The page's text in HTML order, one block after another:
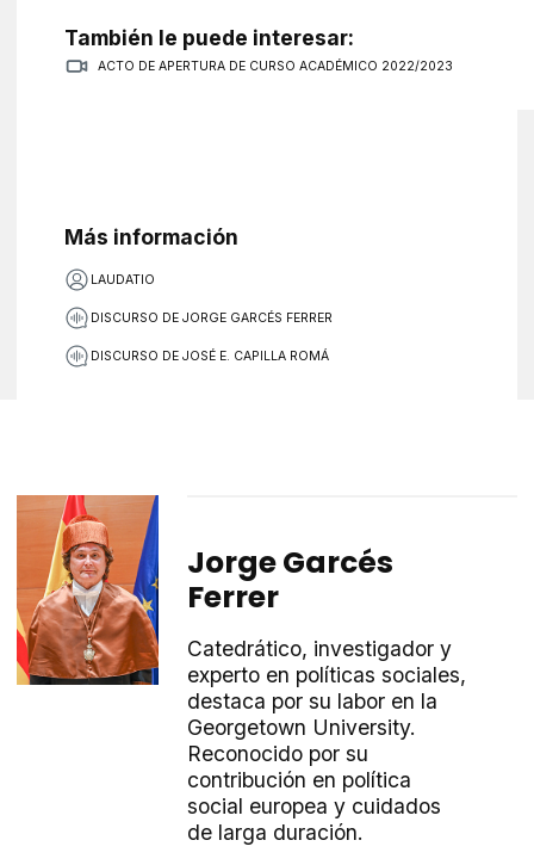
También le puede interesar:
ACTO DE APERTURA DE CURSO ACADÉMICO 2022/2023
Más información
LAUDATIO
DISCURSO DE JORGE GARCÉS FERRER
DISCURSO DE JOSÉ E. CAPILLA ROMÁ
Jorge Garcés
Ferrer
Catedrático, investigador y
experto en políticas sociales,
destaca por su labor en la
Georgetown University.
Reconocido por su
contribución en política
social europea y cuidados
de larga duración.